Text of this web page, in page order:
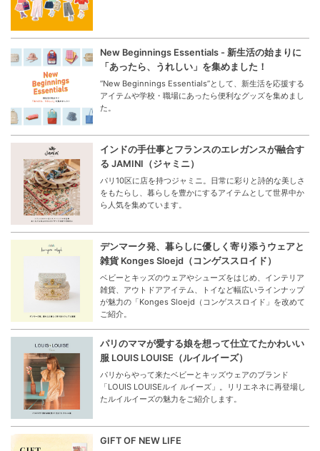
New Beginnings Essentials - 新生活の始まりに
「あったら、うれしい」を集めました！
“New Beginnings Essentials”として、新生活を応援する
アイテムや学校・職場にあったら便利なグッズを集めまし
た。
インドの手仕事とフランスのエレガンスが融合す
る JAMINI（ジャミニ）
パリ10区に店を持つジャミニ。日常に彩りと詩的な美しさ
をもたらし、暮らしを豊かにするアイテムとして世界中か
ら人気を集めています。
デンマーク発、暮らしに優しく寄り添うウェアと
雑貨 Konges Sloejd（コンゲススロイド）
ベビーとキッズのウェアやシューズをはじめ、インテリア
雑貨、アウトドアアイテム、トイなど幅広いラインナップ
が魅力の「Konges Sloejd（コンゲススロイド」を改めて
ご紹介。
パリのママが愛する娘を想って仕立てたかわいい
服 LOUIS LOUISE（ルイルイーズ）
パリからやって来たベビーとキッズウェアのブランド
「LOUIS LOUISEルイ ルイーズ」。リリエネネに再登場し
たルイルイーズの魅力をご紹介します。
GIFT OF NEW LIFE